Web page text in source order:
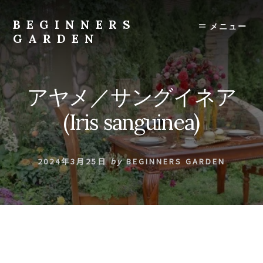
content
BEGINNERS
GARDEN
植
物
の
種
類
や
育
て
方
の
紹
介
メニュー
アヤメ／サングイネア
(Iris sanguinea)
2024年3月25日 by BEGINNERS GARDEN